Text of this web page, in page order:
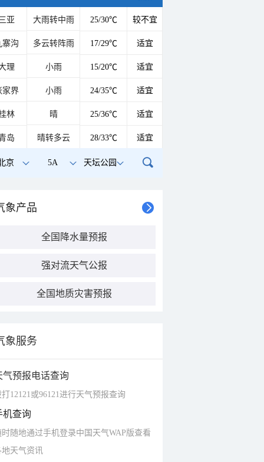
亚 大雨转中雨 25/30℃ 较不宜
寨沟 多云转阵雨 17/29℃ 适宜
理 小雨 15/20℃ 适宜
家界 小雨 24/35℃ 适宜
林 晴 25/36℃ 适宜
岛 晴转多云 28/33℃ 适宜
京 5A 天坛公园
象产品
全国降水量预报
强对流天气公报
全国地质灾害预报
象服务
气预报电话查询
打12121或96121进行天气预报查询
机查询
时随地通过手机登录中国天气WAP版查看
地天气资讯